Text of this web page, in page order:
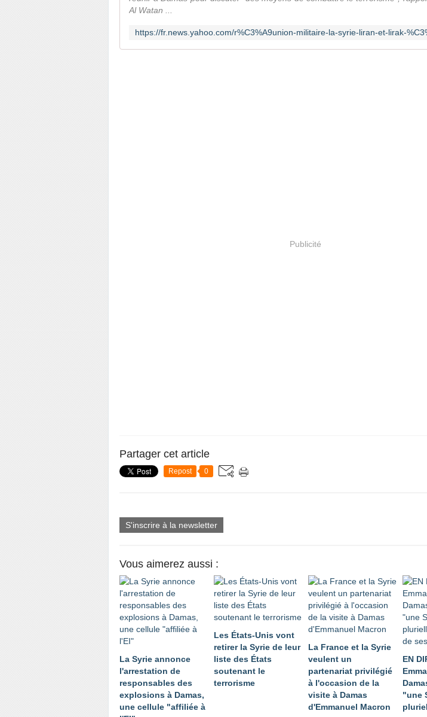
Al Watan ...
Publicité
Partager cet article
Repost 0
S'inscrire à la newsletter
Vous aimerez aussi :
La Syrie annonce
l'arrestation de
responsables des
explosions à Damas,
une cellule "affiliée à
Les États-Unis vont
retirer la Syrie de leur
liste des États
soutenant le
terrorisme
La France et la Syrie
veulent un
partenariat privilégié
à l'occasion de la
visite à Damas
d'Emmanuel Macron
EN
"une